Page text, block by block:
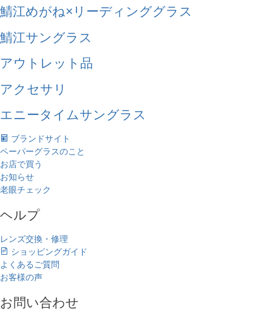
鯖江めがね×リーディンググラス
鯖江サングラス
アウトレット品
アクセサリ
エニータイムサングラス
ブランドサイト
ペーパーグラスのこと
お店で買う
お知らせ
老眼チェック
ヘルプ
レンズ交換・修理
ショッピングガイド
よくあるご質問
お客様の声
お問い合わせ